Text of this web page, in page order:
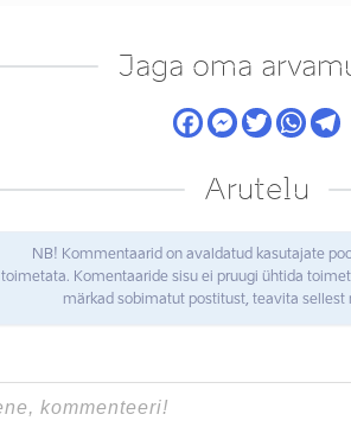
Jaga oma
Arutelu
NB! Kommentaarid on avaldatud kasutajate
toimetata. Komentaaride sisu ei pruugi ühtida
märkad sobimatut postitust, teavita sellest